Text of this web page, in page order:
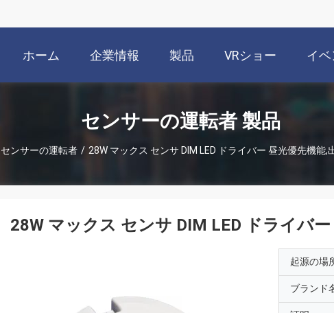
ホーム 企業情報 製品 VRショー イ
センサーの運転者 製品
センサーの運転者 / 28W マックス センサ DIM LED ドライバー 昼光優先機能,
28W マックス センサ DIM LED ドライバ
起源の場
ブランド